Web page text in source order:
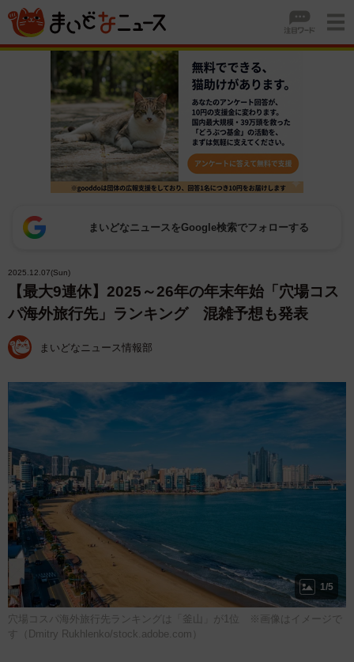
まいどなニュースをGoogle検索でフォローする
2025.12.07(Sun)
【最大9連休】2025～26年の年末年始「穴場コス
パ海外旅行先」ランキング 混雑予想も発表
まいどなニュース情報部
1/5
穴場コスパ海外旅行先ランキングは「釜山」が1位 ※画像はイメージで
す（Dmitry Rukhlenko/stock.adobe.com）